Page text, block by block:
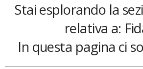
Stai esplorando la
relativa a:
In questa pagina ci